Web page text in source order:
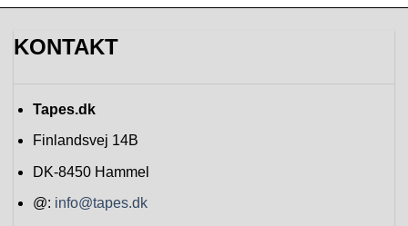
KONTAKT
Tapes.dk
Finlandsvej 14B
DK-8450 Hammel
@: info@tapes.dk